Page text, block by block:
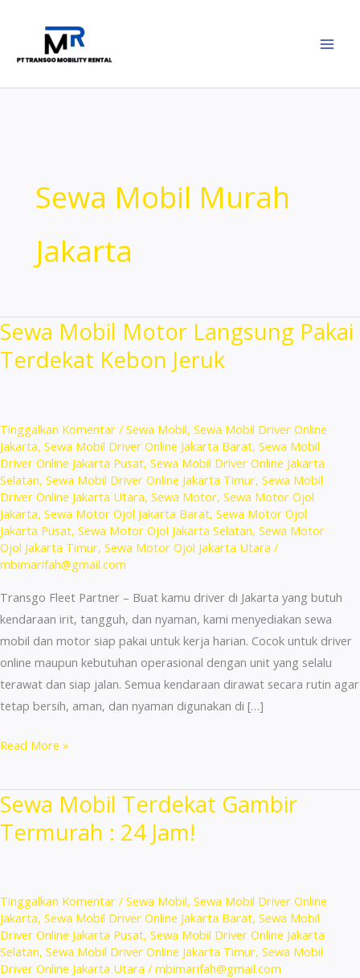
konten
Sewa Mobil Murah
Jakarta
Sewa Mobil Motor Langsung Pakai
Terdekat Kebon Jeruk
Tinggalkan Komentar / Sewa Mobil, Sewa Mobil Driver Online
Jakarta, Sewa Mobil Driver Online Jakarta Barat, Sewa Mobil
Driver Online Jakarta Pusat, Sewa Mobil Driver Online Jakarta
Selatan, Sewa Mobil Driver Online Jakarta Timur, Sewa Mobil
Driver Online Jakarta Utara, Sewa Motor, Sewa Motor Ojol
Jakarta, Sewa Motor Ojol Jakarta Barat, Sewa Motor Ojol
Jakarta Pusat, Sewa Motor Ojol Jakarta Selatan, Sewa Motor
Ojol Jakarta Timur, Sewa Motor Ojol Jakarta Utara /
mbimarifah@gmail.com
Transgo Fleet Partner – Buat kamu driver di Jakarta yang butuh
kendaraan irit, tangguh, dan nyaman, kami menyediakan sewa
mobil dan motor siap pakai untuk kerja harian. Cocok untuk driver
online maupun kebutuhan operasional dengan unit yang selalu
terawat dan siap jalan. Semua kendaraan dirawat secara rutin agar
tetap bersih, aman, dan nyaman digunakan di […]
Sewa
Motor
Langsung
Pakai
Jeruk
Read More »
Sewa Mobil Terdekat Gambir
Termurah : 24 Jam!
Tinggalkan Komentar / Sewa Mobil, Sewa Mobil Driver Online
Jakarta, Sewa Mobil Driver Online Jakarta Barat, Sewa Mobil
Driver Online Jakarta Pusat, Sewa Mobil Driver Online Jakarta
Selatan, Sewa Mobil Driver Online Jakarta Timur, Sewa Mobil
Driver Online Jakarta Utara / mbimarifah@gmail.com